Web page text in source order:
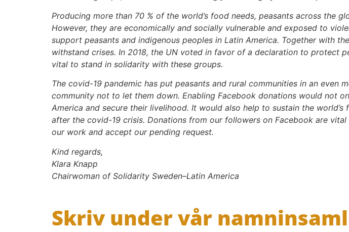
Producing more than 70 % of the world’s food needs, peasants across the
However, they are economically and socially vulnerable and exposed to
support peasants and indigenous peoples in Latin America. Together with
withstand crises. In 2018, the UN voted in favor of a declaration to protect
vital to stand in solidarity with these groups.
The covid-19 pandemic has put peasants and rural communities in an
community not to let them down. Enabling Facebook donations would not
America and secure their livelihood. It would also help to sustain the
after the covid-19 crisis. Donations from our followers on Facebook are
our work and accept our pending request.
Kind regards,
Klara Knapp
Chairwoman of Solidarity Sweden–Latin America
Skriv under vår